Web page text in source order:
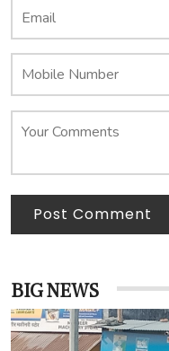
Post Comment
BIG NEWS